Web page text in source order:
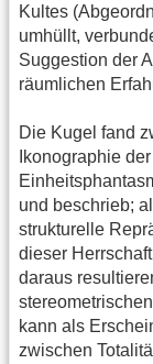
Kultes
umhüllt,
Suggestion der
räumlichen
Die Kugel fand
Ikonographie
und beschrieb;
strukturelle
dieser
daraus
kann als
zwischen